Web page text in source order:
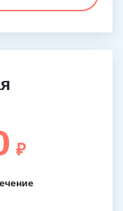
₽